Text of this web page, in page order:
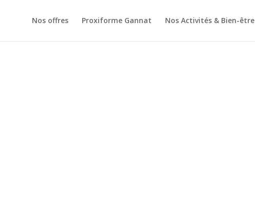
Nos offres Proxiforme Gannat Nos Activités & Bien-être